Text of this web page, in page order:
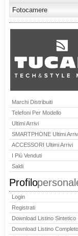
Fotocamere
Marchi Distribuiti
Telefoni Per Modello
Ultimi Arrivi
SMARTPHONE Ultimi
ACCESSORI Ultimi Arrivi
I Più Venduti
Saldi
Profilo
Login
Registrati
Download Listino Sintetico
Download Listino Completo